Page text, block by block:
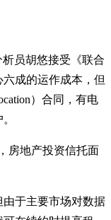
员胡悠接受《联合
成的运作成本，但
）合同，有电
房地产投资信托面
于主要市场对数据